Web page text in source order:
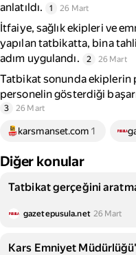
anlatıldı.
1 26 Mart
İtfaiye, sağlık ekipleri ve
yapılan tatbikatta, bina
adım uygulandı.
2 26 Mart
Tatbikat sonunda ekiplerin
personelin gösterdiği
3 26 Mart
karsmanset.com 1
Diğer konular
Tatbikat gerçeğini
gazetepusula.net 26 Mart
Kars Emniyet